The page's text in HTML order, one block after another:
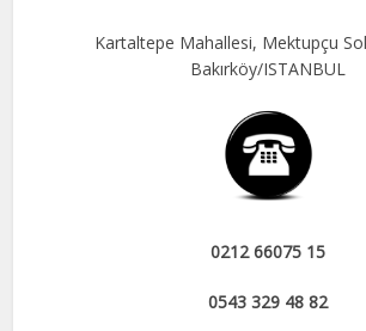
Kartaltepe Mahallesi, Mektupçu
Bakırköy/ISTANBUL
0212 66075 15
0543 329 48 82